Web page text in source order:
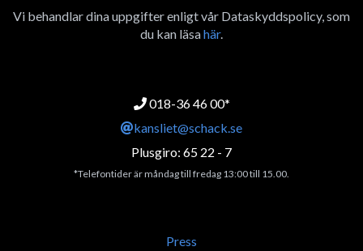
Vi behandlar dina uppgifter enligt vår Dataskyddspolicy, som
du kan läsahär.
018-36 46 00*
kansliet@schack.se
Plusgiro: 65 22 - 7
*Telefontider är måndag till fredag 13:00 till 15.00.
Press